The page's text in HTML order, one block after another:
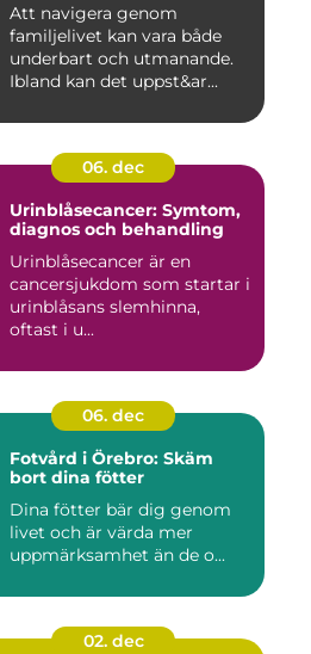
Att navigera genom
familjelivet kan vara både
underbart och utmanande.
Ibland kan det uppst&ar...
06. dec
Urinblåsecancer: Symtom,
diagnos och behandling
Urinblåsecancer är en
cancersjukdom som startar i
urinblåsans slemhinna,
oftast i u...
06. dec
Fotvård i Örebro: Skäm
bort dina fötter
Dina fötter bär dig genom
livet och är värda mer
uppmärksamhet än de o...
02. dec